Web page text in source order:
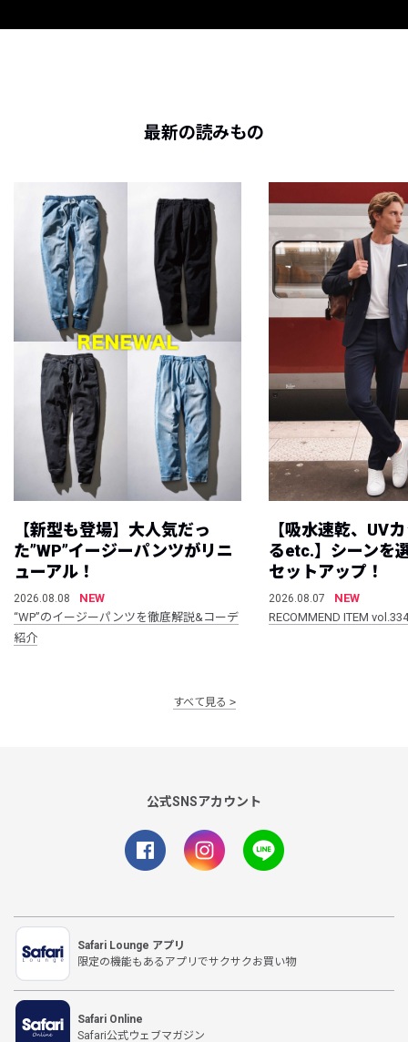
最新の読みもの
【新型も登場】大人気だっ
た”WP”イージーパンツがリニ
ューアル！
2026.08.08
NEW
“WP”のイージーパンツを徹底解説&コーデ
紹介
【吸水速乾、UV
るetc.】シーンを
セットアップ！
2026.08.07
NEW
RECOMMEND ITEM vol.334
すべて見る
公式SNSアカウント
Safari Lounge アプリ
限定の機能もあるアプリでサクサクお買い物
Safari Online
Safari公式ウェブマガジン